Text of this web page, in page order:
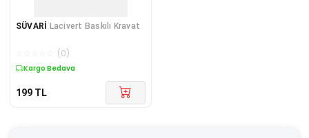
SÜVARİ Lacivert Baskılı Kravat
(0)
Kargo Bedava
199 TL